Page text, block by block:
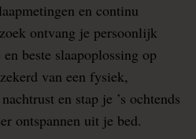
en continu
ontvang je persoonlijk
beste slaapoplossing op
van een fysiek,
en stap je ’s ochtends
ontspannen uit je bed.